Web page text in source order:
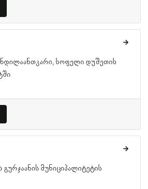
სოფელი დუშეთის
გურჯაანის მუნიციპალიტეტის